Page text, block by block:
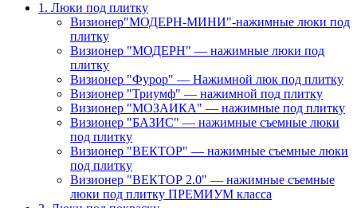
1. Люки под плитку
Визионер"МОДЕРН-МИНИ"-нажимные люки под
плитку
Визионер "МОДЕРН" — нажимные люки под
плитку
Визионер "Фурор" — Нажимной люк под плитку
Визионер "Триумф" — нажимной под плитку
Визионер "МОЗАИКА" — нажимные под плитку
Визионер "БАЗИС" — нажимные съемные люки
под плитку
Визионер "ВЕКТОР" — нажимные съемные люки
под плитку
Визионер "ВЕКТОР 2.0" — нажимные съемные
люки под плитку ПРЕМИУМ класса